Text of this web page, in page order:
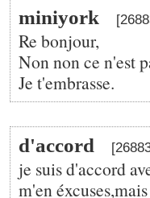
miniyork
Re bonjour,
Non non ce n'est
Je t'embrasse.
d'accord
je suis d'accord
m'en